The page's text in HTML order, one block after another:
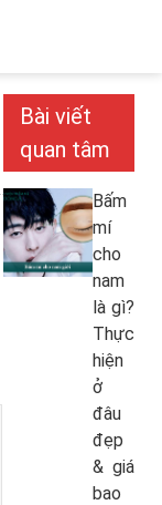
Bài viết
quan tâm
Bấm
mí
cho
nam
là gì?
Thực
hiện
ở
đâu
đẹp
& giá
bao